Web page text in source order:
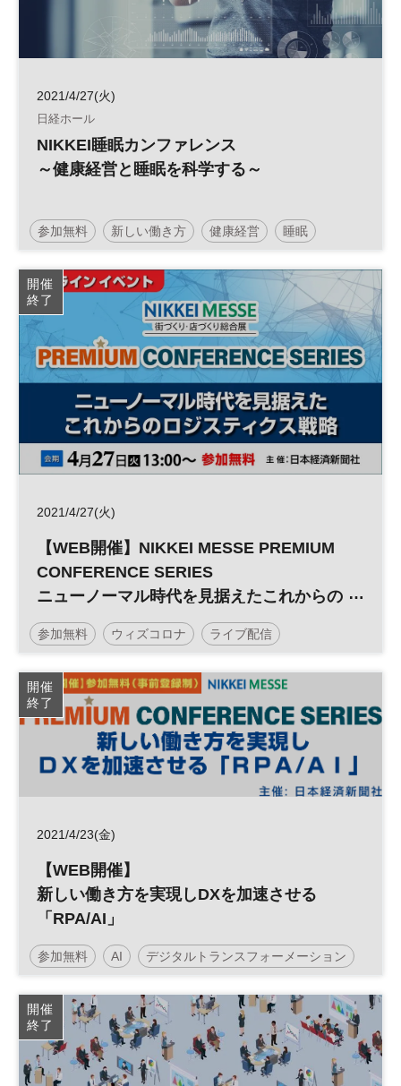
2021/4/27(火)
日経ホール
NIKKEI睡眠カンファレンス
～健康経営と睡眠を科学する～
参加無料 新しい働き方 健康経営 睡眠
開催
終了
2021/4/27(火)
【WEB開催】NIKKEI MESSE PREMIUM
CONFERENCE SERIES
ニューノーマル時代を見据えたこれからの
ロジスティクス戦略
参加無料 ウィズコロナ ライブ配信
アフターコロナ デジタル変革
デジタルトランスフォーメーション IT 製造業
開催
終了
2021/4/23(金)
【WEB開催】
新しい働き方を実現しDXを加速させる
「RPA/AI」
参加無料 AI デジタルトランスフォーメーション
人工知能 働き方改革 RPA DX
日経メッセプレミアム・カンファレンス・シリーズ
開催
終了